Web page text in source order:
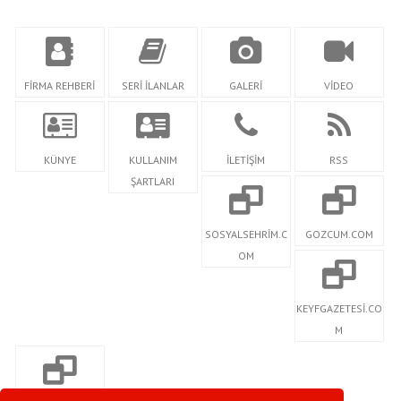
FİRMA REHBERİ SERİ İLANLAR GALERİ VİDEO
KÜNYE
KULLANIM
ŞARTLARI
İLETİŞİM RSS
SOSYALSEHRİM.C
OM
GOZCUM.COM
KEYFGAZETESİ.CO
M